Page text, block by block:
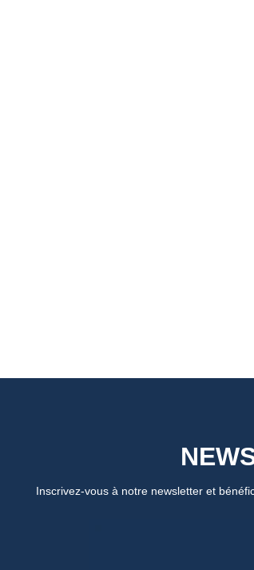
Inscrivez-vous à notre newsletter et